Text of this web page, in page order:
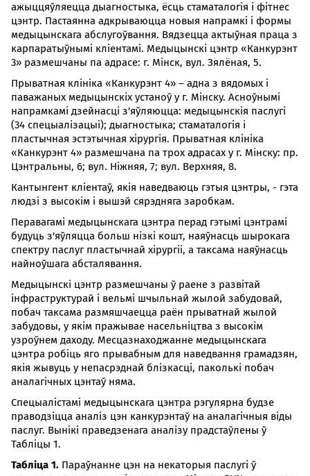
ажыццяўляецца дыагностыка, ёсць стаматалогія і фітнес
цэнтр. Пастаянна адкрываюцца новыя напрамкі і формы
медыцынскага абслугоўвання. Вядзецца актыўная праца з
карпаратыўнымі кліентамі. Медыцынскі цэнтр «Канкурэнт
3» размешчаны па адрасе: г. Мінск, вул. Зялёная, 5.
Прыватная клініка «Канкурэнт 4» – адна з вядомых і
паважаных медыцынскіх устаноў у г. Мінску. Асноўнымі
напрамкамі дзейнасці з'яўляюцца: медыцынскія паслугі
(34 спецыалізацыі); дыагностыка; стаматалогія і
пластычная эстэтычная хірургія. Прыватная клініка
«Канкурэнт 4» размешчана па трох адрасах у г. Мінску: пр.
Цэнтральны, 6; вул. Ніжняя, 7; вул. Верхняя, 8.
Кантынгент кліентаў, якія наведваюць гэтыя цэнтры, - гэта
людзі з высокім і вышэй сярэдняга заробкам.
Перавагамі медыцынскага цэнтра перад гэтымі цэнтрамі
будуць з'яўляцца больш нізкі кошт, наяўнасць шырокага
спектру паслуг пластычнай хірургіі, а таксама наяўнасць
найноўшага абсталявання.
Медыцынскі цэнтр размешчаны ў раене з развітай
інфраструктурай і вельмі шчыльнай жылой забудовай,
побач таксама размяшчаецца раён прыватнай жылой
забудовы, у якім пражывае насельніцтва з высокім
узроўнем даходу. Месцазнаходжанне медыцынскага
цэнтра робіць яго прывабным для наведвання грамадзян,
якія жывуць у непасрэднай блізкасці, паколькі побач
аналагічных цэнтаў няма.
Спецыалістамі медыцынскага цэнтра рэгулярна будзе
праводзіцца аналіз цэн канкурэнтаў на аналагічныя віды
паслуг. Вынікі праведзенага аналізу прадстаўлены ў
Табліцы 1.
Табліца 1. Параўнанне цэн на некаторыя паслугі ў